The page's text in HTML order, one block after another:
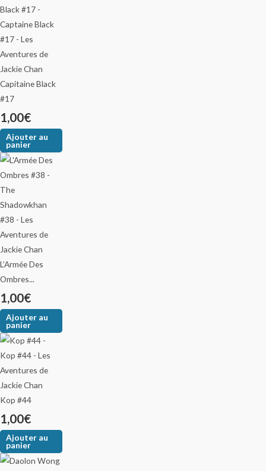
Capitaine Black
#17
1,00€
Ajouter au
panier
L’Armée Des
Ombres...
1,00€
Ajouter au
panier
Kop #44
1,00€
Ajouter au
panier